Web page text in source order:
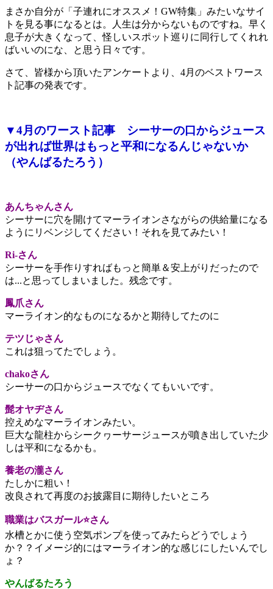
まさか自分が「子連れにオススメ！GW特集」みたいなサイ
トを見る事になるとは。人生は分からないものですね。早く
息子が大きくなって、怪しいスポット巡りに同行してくれれ
ばいいのにな、と思う日々です。
さて、皆様から頂いたアンケートより、4月のベストワース
ト記事の発表です。
▼4月のワースト記事 シーサーの口からジュース
が出れば世界はもっと平和になるんじゃないか
（やんばるたろう）
あんちゃんさん
シーサーに穴を開けてマーライオンさながらの供給量になる
ようにリベンジしてください！それを見てみたい！
Ri-さん
シーサーを手作りすればもっと簡単＆安上がりだったので
は...と思ってしまいました。残念です。
鳳爪さん
マーライオン的なものになるかと期待してたのに
テツじゃさん
これは狙ってたでしょう。
chakoさん
シーサーの口からジュースでなくてもいいです。
髭オヤヂさん
控えめなマーライオンみたい。
巨大な龍柱からシークヮーサージュースが噴き出していた少
しは平和になるかも。
養老の瀧さん
たしかに粗い！
改良されて再度のお披露目に期待したいところ
職業はバスガール⭐さん
水槽とかに使う空気ポンプを使ってみたらどうでしょう
か？？イメージ的にはマーライオン的な感じにしたいんでし
ょ？
やんばるたろう